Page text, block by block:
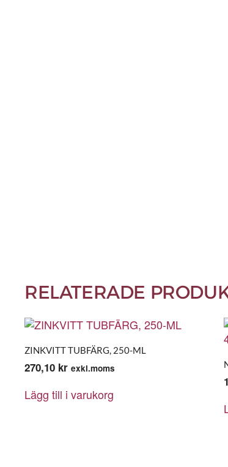
RELATERADE
ZINKVITT TUBFÄRG, 250-ML
270,10 kr exkl.moms
Lägg till i varukorg